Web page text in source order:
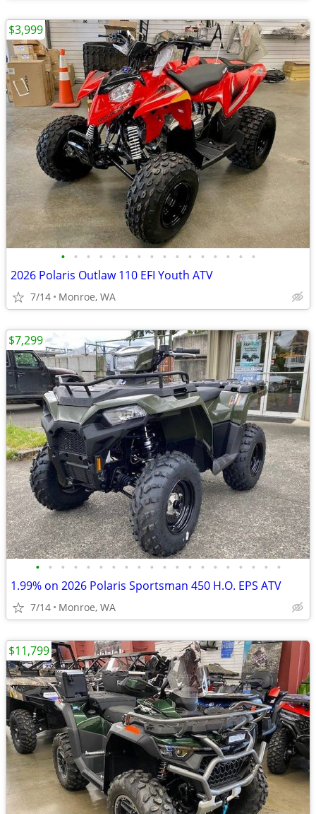
• • • • • • • • • • • • • • • •
2026 Polaris Outlaw 110 EFI Youth ATV
7/14 Monroe, WA
$3,999
• • • • • • • • • • • • • • • • • • • •
1.99% on 2026 Polaris Sportsman 450 H.O. EPS ATV
7/14 Monroe, WA
$7,299
$11,799